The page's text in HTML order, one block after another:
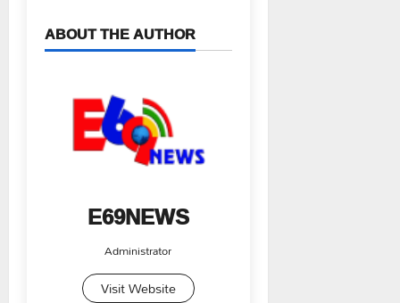
ABOUT THE AUTHOR
E69NEWS
Administrator
Visit Website